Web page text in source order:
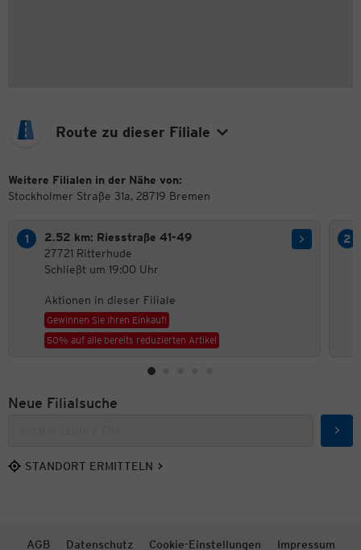
Route zu dieser Filiale
Weitere Filialen in der Nähe von:
Stockholmer Straße 31a, 28719 Bremen
2.52 km: Riesstraße 41-49
27721 Ritterhude
Schließt um 19:00 Uhr
Aktionen in dieser Filiale
Gewinnen Sie Ihren Einkauf!
50% auf alle bereits reduzierten Artikel
Neue Filialsuche
STANDORT ERMITTELN
AGB Datenschutz Cookie-Einstellungen Impressum